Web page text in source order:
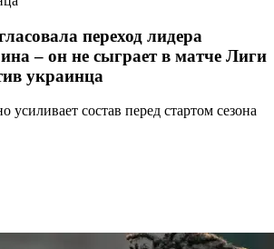
переход лидера
– он не сыграет в матче Лиги
украинца
усиливает состав перед стартом сезона